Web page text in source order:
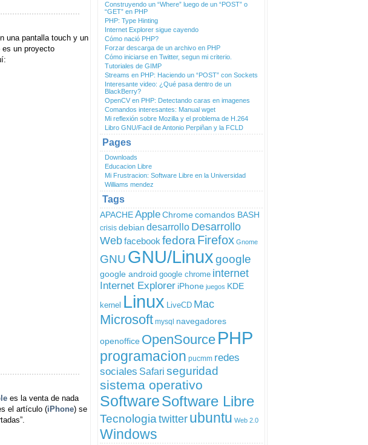
una pantalla touch y un
un proyecto
es la venta de nada
el artículo (iPhone) se
Construyendo un “Where” luego de un “POST” o
“GET” en PHP
PHP: Type Hinting
Internet Explorer sigue cayendo
Cómo nació PHP?
Forzar descarga de un archivo en PHP
Cómo iniciarse en Twitter, segun mi criterio.
Tutoriales de GIMP
Streams en PHP: Haciendo un “POST” con Sockets
Interesante video: ¿Qué pasa dentro de un
BlackBerry?
OpenCV en PHP: Detectando caras en imagenes
Comandos interesantes: Manual wget
Mi reflexión sobre Mozilla y el problema de H.264
Libro GNU/Facil de Antonio Perpiñan y la FCLD
Pages
Downloads
Educacion Libre
Mi Frustracion: Software Libre en la Universidad
Williams mendez
Tags
APACHE Apple Chrome comandos BASH
crisis debian desarrollo Desarrollo
Web facebook fedora Firefox Gnome
GNU GNU/Linuxgoogle
google android google chrome internet
Internet Explorer iPhone juegos KDE
kernel Linux LiveCD Mac
Microsoft mysql navegadores
openoffice OpenSource PHP
programacion pucmm redes
sociales Safari seguridad
sistema operativo
SoftwareSoftware Libre
Tecnologia twitter ubuntu Web 2.0
Windows